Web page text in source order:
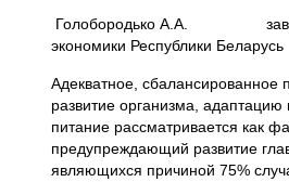
Голобородько А.А.
экономики Республики Беларусь
Адекватное, сбалансированное
развитие организма,
питание рассматривается как
предупреждающий развитие
являющихся причиной 75%